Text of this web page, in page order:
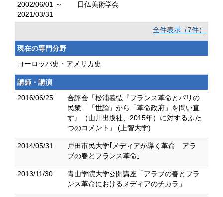
2002/06/01 ～
2021/03/31
日仏美術学会
全件表示（7件）
現在の専門分野
ヨーロッパ史・アメリカ史
講師・講演
2016/06/25
合評会「松浦義弘『フランス革命とパリの
民衆 「世論」から「革命政府」を問い直
す』（山川出版社、2015年）に対するふた
つのコメント」 (上智大学)
2014/05/31
戸田市民大学｢メディアが導く革命 アラ
ブの春とフランス革命｣
2013/11/30
青山学院大学公開講座「アラブの春とフラ
ンス革命におけるメディアのチカラ」